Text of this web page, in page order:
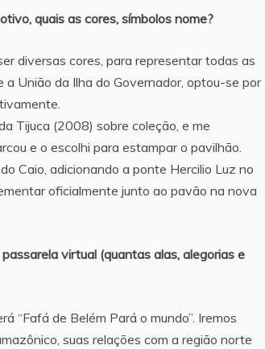
quais as cores, símbolos nome?
diversas cores, para representar todas as
União da Ilha do Governador, optou-se por
Tijuca (2008) sobre coleção, e me
e o escolhi para estampar o pavilhão.
Caio, adicionando a ponte Hercilio Luz no
oficialmente junto ao pavão na nova
virtual (quantas alas, alegorias e
“Fafá de Belém Pará o mundo”. Iremos
suas relações com a região norte